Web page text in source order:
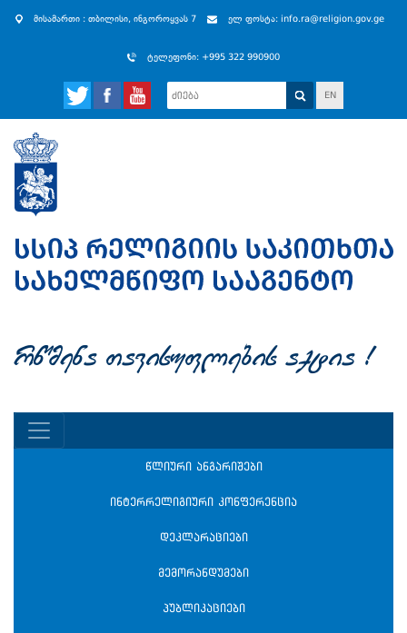
მისამართი : თბილისი, ინგოროყვას 7 ელ ფოსტა: info.ra@religion.gov.ge
ტელეფონი: +995 322 990900
EN
rwmena Tavisuflebis aqtia !
წლიური ანგარიშები
ინტერრელიგიური კონფერენცია
დეკლარაციები
მემორანდუმები
პუბლიკაციები